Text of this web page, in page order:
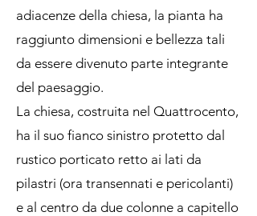
adiacenze della chiesa, la pianta ha
raggiunto dimensioni e bellezza tali
da essere divenuto parte integrante
del paesaggio.
La chiesa, costruita nel Quattrocento,
ha il suo fianco sinistro protetto dal
rustico porticato retto ai lati da
pilastri (ora transennati e pericolanti)
e al centro da due colonne a capitello